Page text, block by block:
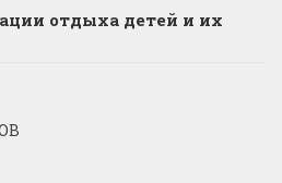
отдыха детей и их